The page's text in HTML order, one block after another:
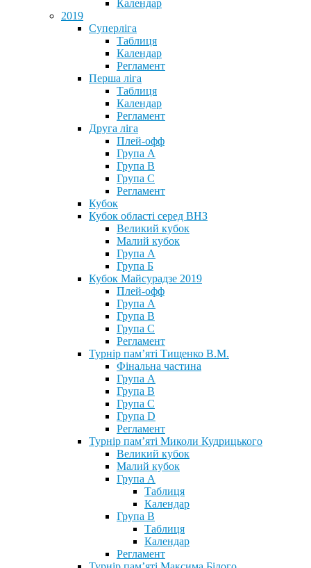
Календар
2019
Суперліга
Таблиця
Календар
Регламент
Перша ліга
Таблиця
Календар
Регламент
Друга ліга
Плей-офф
Група А
Група В
Група С
Регламент
Кубок
Кубок області серед ВНЗ
Великий кубок
Малий кубок
Група А
Група Б
Кубок Майсурадзе 2019
Плей-офф
Група А
Група В
Група С
Регламент
Турнір пам’яті Тищенко В.М.
Фінальна частина
Група А
Група В
Група С
Група D
Регламент
Турнір пам’яті Миколи Кудрицького
Великий кубок
Малий кубок
Група А
Таблиця
Календар
Група В
Таблиця
Календар
Регламент